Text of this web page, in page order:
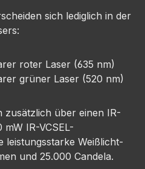
sich lediglich in der
roter Laser (635 nm)
grüner Laser (520 nm)
zusätzlich über einen IR-
IR-VCSEL-
leistungsstarke Weißlicht-
und 25.000 Candela.